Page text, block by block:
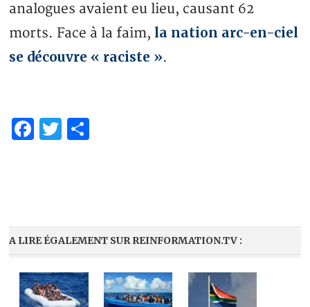
analogues avaient eu lieu, causant 62
morts. Face à la faim, la nation arc-en-ciel
se découvre « raciste ».
Facebook
Twitter
A LIRE ÉGALEMENT SUR REINFORMATION.TV :